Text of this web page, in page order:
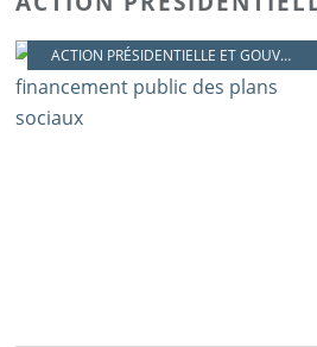
ACTION PRÉSIDENTIELLE ET GOUVERNEMENTALE